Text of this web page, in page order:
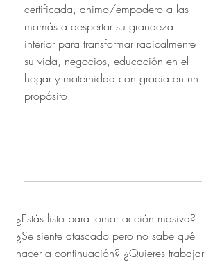
certificada, animo/empodero a las
mamás a despertar su grandeza
interior para transformar radicalmente
su vida, negocios, educación en el
hogar y maternidad con gracia en un
propósito.
¿Estás listo para tomar acción masiva?
¿Se siente atascado pero no sabe qué
hacer a continuación? ¿Quieres trabajar